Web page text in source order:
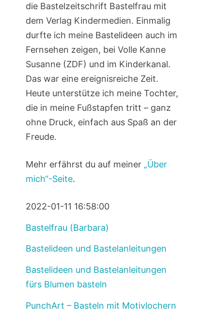
die Bastelzeitschrift Bastelfrau mit
dem Verlag Kindermedien. Einmalig
durfte ich meine Bastelideen auch im
Fernsehen zeigen, bei Volle Kanne
Susanne (ZDF) und im Kinderkanal.
Das war eine ereignisreiche Zeit.
Heute unterstütze ich meine Tochter,
die in meine Fußstapfen tritt – ganz
ohne Druck, einfach aus Spaß an der
Freude.
Mehr erfährst du auf meiner „Über
mich“-Seite.
2022-01-11 16:58:00
Bastelfrau (Barbara)
Bastelideen und Bastelanleitungen
Bastelideen und Bastelanleitungen
fürs Blumen basteln
PunchArt – Basteln mit Motivlochern